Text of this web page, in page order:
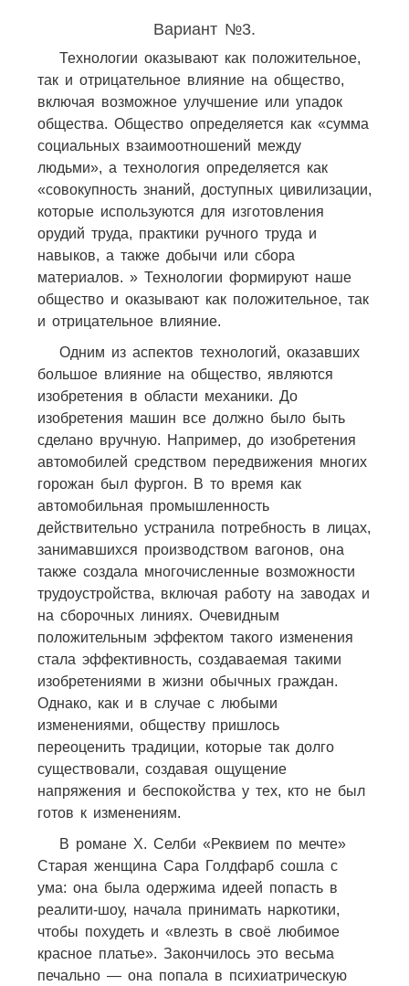
Вариант №3.
Технологии оказывают как положительное,
так и отрицательное влияние на общество,
включая возможное улучшение или упадок
общества. Общество определяется как «сумма
социальных взаимоотношений между
людьми», а технология определяется как
«совокупность знаний, доступных цивилизации,
которые используются для изготовления
орудий труда, практики ручного труда и
навыков, а также добычи или сбора
материалов. » Технологии формируют наше
общество и оказывают как положительное, так
и отрицательное влияние.
Одним из аспектов технологий, оказавших
большое влияние на общество, являются
изобретения в области механики. До
изобретения машин все должно было быть
сделано вручную. Например, до изобретения
автомобилей средством передвижения многих
горожан был фургон. В то время как
автомобильная промышленность
действительно устранила потребность в лицах,
занимавшихся производством вагонов, она
также создала многочисленные возможности
трудоустройства, включая работу на заводах и
на сборочных линиях. Очевидным
положительным эффектом такого изменения
стала эффективность, создаваемая такими
изобретениями в жизни обычных граждан.
Однако, как и в случае с любыми
изменениями, обществу пришлось
переоценить традиции, которые так долго
существовали, создавая ощущение
напряжения и беспокойства у тех, кто не был
готов к изменениям.
В романе X. Селби «Реквием по мечте»
Старая женщина Сара Голдфарб сошла с
ума: она была одержима идеей попасть в
реалити-шоу, начала принимать наркотики,
чтобы похудеть и «влезть в своё любимое
красное платье». Закончилось это весьма
печально — она попала в психиатрическую